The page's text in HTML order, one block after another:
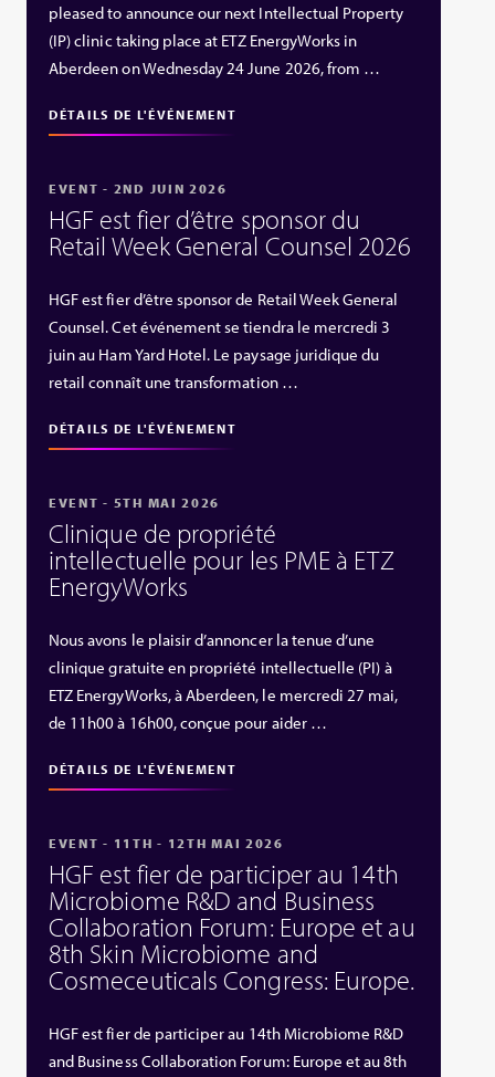
pleased to announce our next Intellectual Property
(IP) clinic taking place at ETZ EnergyWorks in
Aberdeen on Wednesday 24 June 2026, from …
DÉTAILS DE L'ÉVÉNEMENT
EVENT - 2ND JUIN 2026
HGF est fier d’être sponsor du
Retail Week General Counsel 2026
HGF est fier d’être sponsor de Retail Week General
Counsel. Cet événement se tiendra le mercredi 3
juin au Ham Yard Hotel. Le paysage juridique du
retail connaît une transformation …
DÉTAILS DE L'ÉVÉNEMENT
EVENT - 5TH MAI 2026
Clinique de propriété
intellectuelle pour les PME à ETZ
EnergyWorks
Nous avons le plaisir d’annoncer la tenue d’une
clinique gratuite en propriété intellectuelle (PI) à
ETZ EnergyWorks, à Aberdeen, le mercredi 27 mai,
de 11h00 à 16h00, conçue pour aider …
DÉTAILS DE L'ÉVÉNEMENT
EVENT - 11TH - 12TH MAI 2026
HGF est fier de participer au 14th
Microbiome R&D and Business
Collaboration Forum: Europe et au
8th Skin Microbiome and
Cosmeceuticals Congress: Europe.
HGF est fier de participer au 14th Microbiome R&D
and Business Collaboration Forum: Europe et au 8th